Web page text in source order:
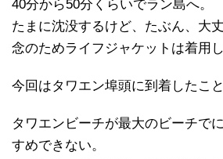
40分から50分くらいでラン島へ。
たまに沈没するけど、たぶん、大丈
念のためライフジャケットは着用し
今回はタワエン埠頭に到着したこと
タワエンビーチが最大のビーチで
すめできない。